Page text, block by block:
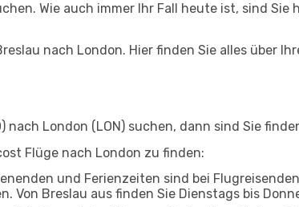
Wie auch immer Ihr Fall heute ist, sind Sie
nach London. Hier finden Sie alles über
nach London (LON) suchen, dann sind Sie
Flüge nach London zu finden:
und Ferienzeiten sind bei
Von Breslau aus finden Sie Dienstags bis